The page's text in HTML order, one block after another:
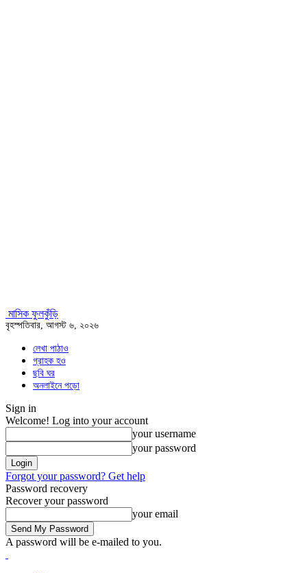
মাসিক ফুলকুঁড়ি
বৃহস্পতিবার, আগস্ট ৬, ২০২৬
লেখা পাঠাও
গ্রাহক হও
ছবি ঘর
অনলাইনে পড়ো
Sign in
Welcome! Log into your account
your username
your password
Forgot your password? Get help
Password recovery
Recover your password
your email
A password will be e-mailed to you.